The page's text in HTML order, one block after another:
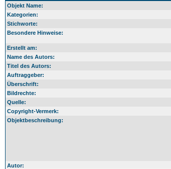
Objekt Name:
Kategorien:
Stichworte:
Besondere Hinweise:
Erstellt am:
Name des Autors:
Titel des Autors:
Auftraggeber:
Überschrift:
Bildrechte:
Quelle:
Copyright-Vermerk:
Objektbeschreibung:
Autor: